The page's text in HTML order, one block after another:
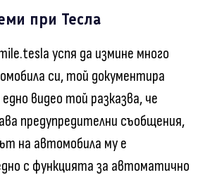
при Тесла
успя да измине много
си, той документира
видео той разказва, че
предупредителни съобщения,
на автомобила му е
с функцията за автоматично